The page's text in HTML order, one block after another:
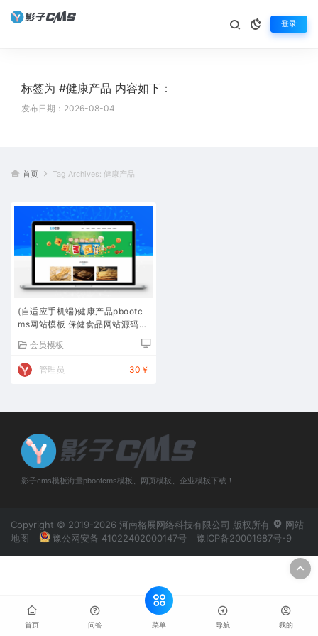
登录
标签为 #健康产品 内容如下：
发布日期：2026-08-04
首页 Tag Archives: 健康产品
(自适应手机端)健康产品pbootc
ms网站模板 保健食品网站源码下
会员模板
管理员 30￥
影子cms模板海量pbootcms模板、网页模板、企业模板下载！
Copyright © 2019-2026 河南格展网络科技有限公司 版权所有
网站
地图
豫公网安备 41022402000147号 豫ICP备20001987号-9
首页 问答 菜单 导航 我的